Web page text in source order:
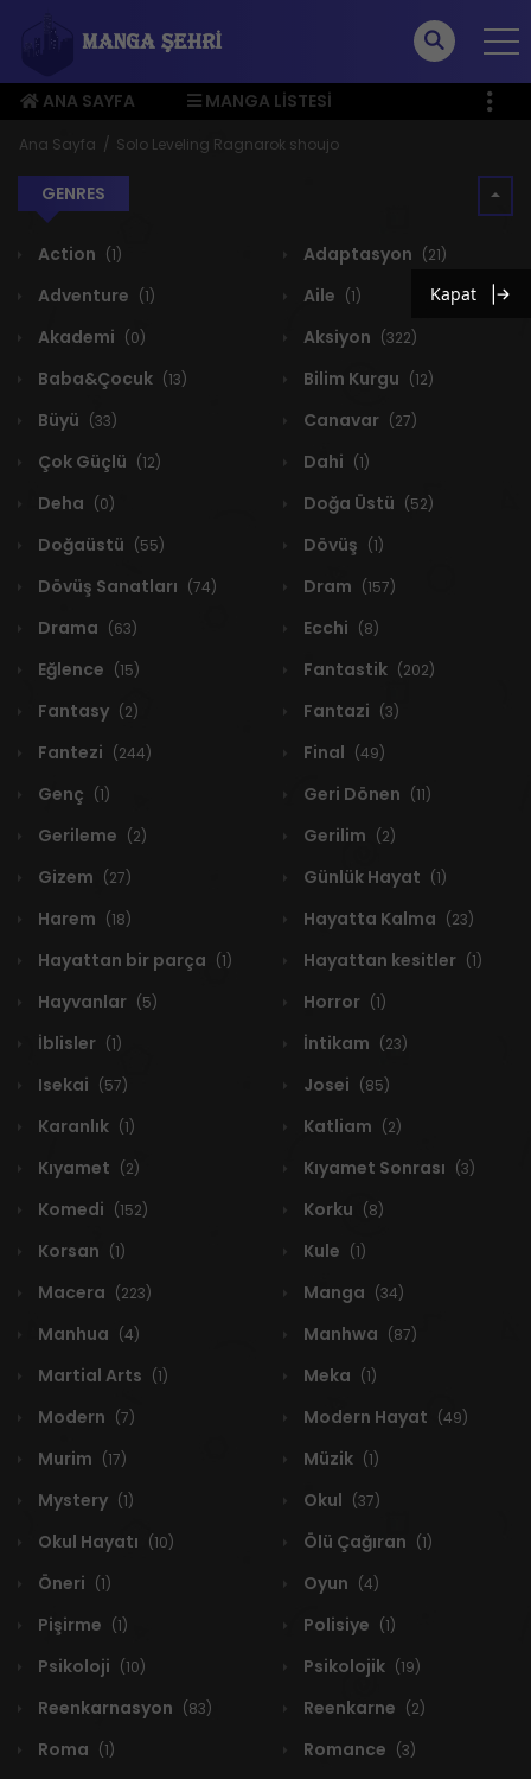
ANA SAYFA
MANGA LISTESI
ÜYE MENÜSÜ
Ana Sayfa Solo Leveling Ragnarok shoujo
GENRES
Action (1) Adaptasyon (21)
Adventure (1) Aile (1)
Akademi (0) Aksiyon (322)
Baba&Çocuk (13) Bilim Kurgu (12)
Büyü (33) Canavar (27)
Çok Güçlü (12) Dahi (1)
Deha (0) Doğa Üstü (52)
Doğaüstü (55) Dövüş (1)
Dövüş Sanatları (74) Dram (157)
Drama (63) Ecchi (8)
Eğlence (15) Fantastik (202)
Fantasy (2) Fantazi (3)
Fantezi (244) Final (49)
Genç (1) Geri Dönen (11)
Gerileme (2) Gerilim (2)
Gizem (27) Günlük Hayat (1)
Harem (18) Hayatta Kalma (23)
Hayattan bir parça (1) Hayattan kesitler (1)
Hayvanlar (5) Horror (1)
İblisler (1) İntikam (23)
Isekai (57) Josei (85)
Karanlık (1) Katliam (2)
Kıyamet (2) Kıyamet Sonrası (3)
Komedi (152) Korku (8)
Korsan (1) Kule (1)
Macera (223) Manga (34)
Manhua (4) Manhwa (87)
Martial Arts (1) Meka (1)
Modern (7) Modern Hayat (49)
Murim (17) Müzik (1)
Mystery (1) Okul (37)
Okul Hayatı (10) Ölü Çağıran (1)
Öneri (1) Oyun (4)
Pişirme (1) Polisiye (1)
Psikoloji (10) Psikolojik (19)
Reenkarnasyon (83) Reenkarne (2)
Roma (1) Romance (3)
Kapat